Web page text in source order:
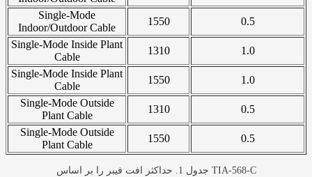
Single-Mode
Indoor/Outdoor Cable
1550
0.5
Single-Mode Inside Plant
Cable
1310
1.0
Single-Mode Inside Plant
Cable
1550
1.0
Single-Mode Outside
Plant Cable
1310
0.5
Single-Mode Outside
Plant Cable
1550 0.5
جدول 1. حداکثر افت فیبر را بر اساس TIA-568-C